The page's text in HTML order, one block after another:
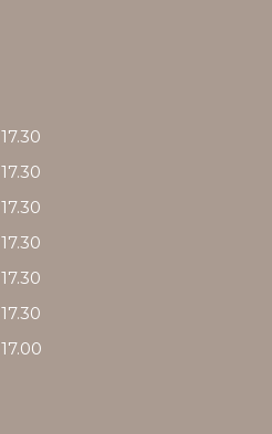
17.30
17.30
17.30
17.30
17.30
17.30
17.00